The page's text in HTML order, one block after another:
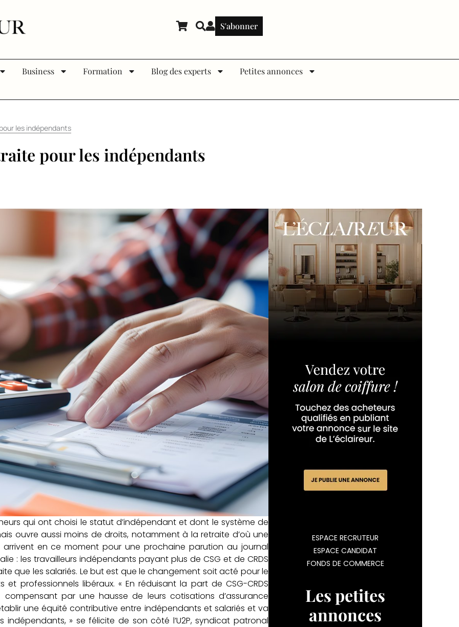
S'abonner
Business Formation Blog des experts Petites annonces
les indépendants
pour les indépendants
qui ont choisi le statut d’indépendant et dont le système de
ouvre aussi moins de droits, notamment à la retraite d’où une
en ce moment pour une prochaine parution au journal
: les travailleurs indépendants payant plus de CSG et de CRDS
que les salariés. Le but est que le changement soit acté pour le
professionnels libéraux. « En réduisant la part de CSG-CRDS
par une hausse de leurs cotisations d’assurance
une équité contributive entre indépendants et salariés et va
» se félicite de son côté l’U2P, syndicat patronal
ESPACE RECRUTEUR
ESPACE CANDIDAT
FONDS DE COMMERCE
Les petites
annonces